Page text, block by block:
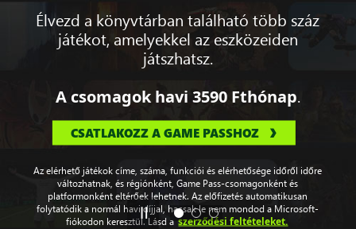
Élvezd a könyvtárban található több száz
játékot, amelyekkel az eszközeiden
játszhatsz.
A csomagok havi 3590 Fthónap
CSATLAKOZZ A GAME PASSHOZ
Az elérhető játékok címe, száma, funkciói és elérhetősége időről időre
változhatnak, és régiónként, Game Pass-csomagonként és
platformonként eltérőek lehetnek. Az előfizetés automatikusan
folytatódik a normál havi díjjal, hacsak le nem mondod a Microsoft-
fiókodon keresztül. Lásd aszerződési feltételeket.